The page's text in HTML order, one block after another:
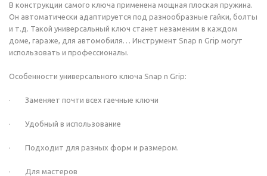
В конструкции самого ключа применена мощная плоская пружина.
Он автоматически адаптируется под разнообразные гайки, болты
и т.д. Такой универсальный ключ станет незаменим в каждом
доме, гараже, для автомобиля… Инструмент Snap n Grip могут
использовать и профессионалы.
Особенности универсального ключа Snap n Grip:
· Заменяет почти всех гаечные ключи
· Удобный в использование
· Подходит для разных форм и размером.
· Для мастеров